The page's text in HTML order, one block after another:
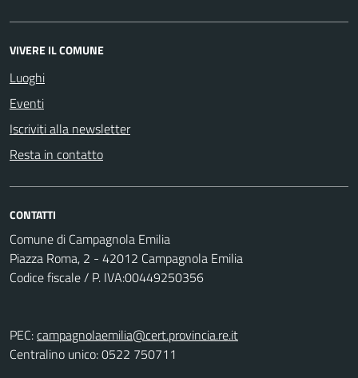
VIVERE IL COMUNE
Luoghi
Eventi
Iscriviti alla newsletter
Resta in contatto
CONTATTI
Comune di Campagnola Emilia
Piazza Roma, 2 - 42012 Campagnola Emilia
Codice fiscale / P. IVA:00449250356
PEC:campagnolaemilia@cert.provincia.re.it
Centralino unico: 0522 750711